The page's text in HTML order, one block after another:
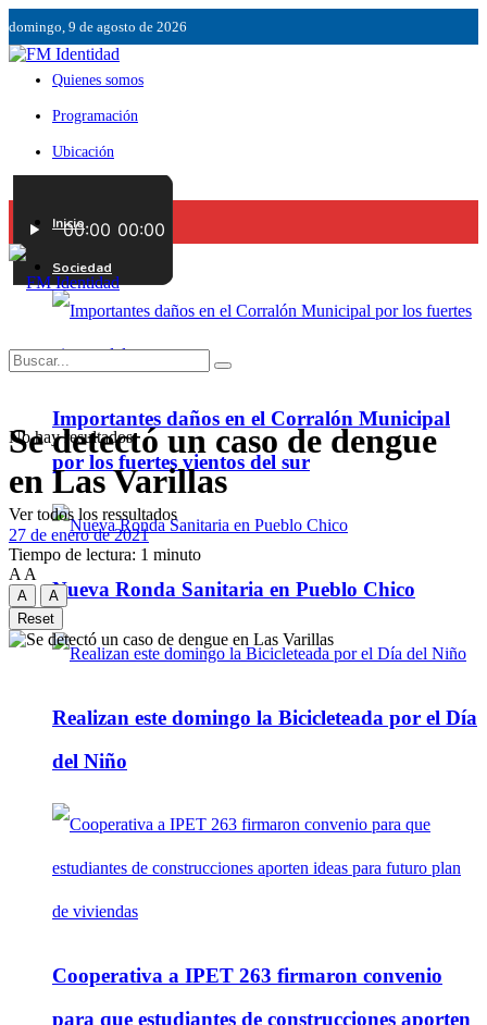
domingo, 9 de agosto de 2026
Quienes somos
Programación
Ubicación
Contáctenos
Inicio
Sociedad
Importantes daños en el Corralón Municipal
por los fuertes vientos del sur
Nueva Ronda Sanitaria en Pueblo Chico
Realizan este domingo la Bicicleteada por el Día
del Niño
Cooperativa a IPET 263 firmaron convenio
para que estudiantes de construcciones aporten
No hay resultados.
Ver todos los ressultados
Se detectó un caso de dengue
en Las Varillas
27 de enero de 2021
Tiempo de lectura: 1 minuto
A A
A
A
Reset